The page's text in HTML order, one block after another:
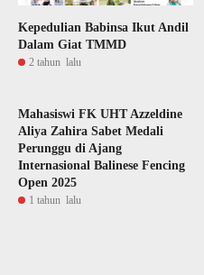
Kepedulian Babinsa Ikut Andil
Dalam Giat TMMD
2 tahun lalu
Mahasiswi FK UHT Azzeldine
Aliya Zahira Sabet Medali
Perunggu di Ajang
Internasional Balinese Fencing
Open 2025
1 tahun lalu